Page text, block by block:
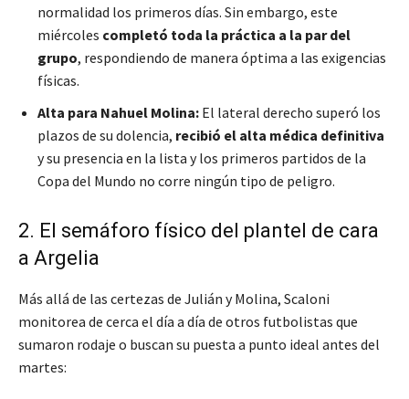
normalidad los primeros días. Sin embargo, este
miércoles completó toda la práctica a la par del
grupo, respondiendo de manera óptima a las exigencias
físicas.
Alta para Nahuel Molina: El lateral derecho superó los
plazos de su dolencia, recibió el alta médica definitiva
y su presencia en la lista y los primeros partidos de la
Copa del Mundo no corre ningún tipo de peligro.
2. El semáforo físico del plantel de cara
a Argelia
Más allá de las certezas de Julián y Molina, Scaloni
monitorea de cerca el día a día de otros futbolistas que
sumaron rodaje o buscan su puesta a punto ideal antes del
martes: